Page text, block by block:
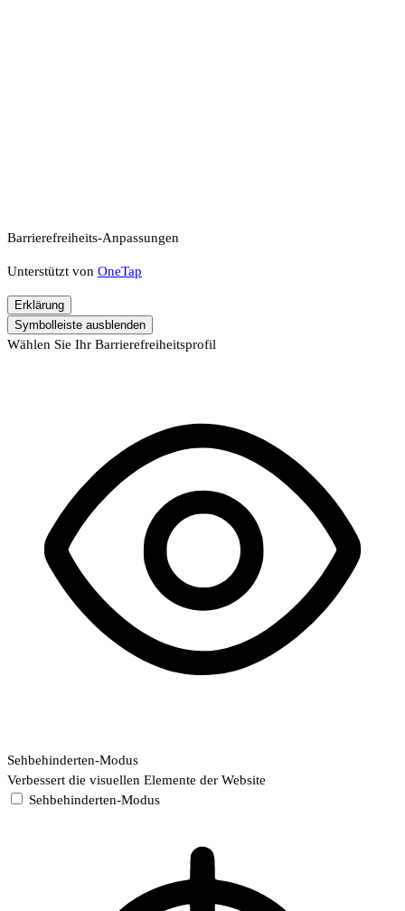
Barrierefreiheits-Anpassungen
Unterstützt von OneTap
Erklärung
Symbolleiste ausblenden
Wählen Sie Ihr Barrierefreiheitsprofil
Sehbehinderten-Modus
Verbessert die visuellen Elemente der Website
Sehbehinderten-Modus